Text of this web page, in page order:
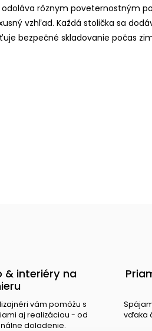
rôznym poveternostným
vzhľad. Každá stolička sa
bezpečné skladovanie počas
& interiéry na
vám pomôžu s
aj realizáciou - od
doladenie.
vďaka